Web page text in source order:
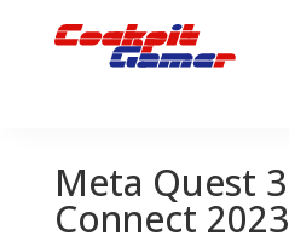
Meta Quest
Connect 2023